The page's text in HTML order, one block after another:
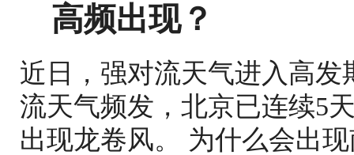
高频出现？
近日，强对流天气进入高
流天气频发，北京已连续5
出现龙卷风。 为什么会出